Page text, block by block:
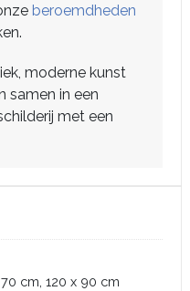
beroemdheden
moderne kunst
samen in een
met een
cm, 120 x 90 cm